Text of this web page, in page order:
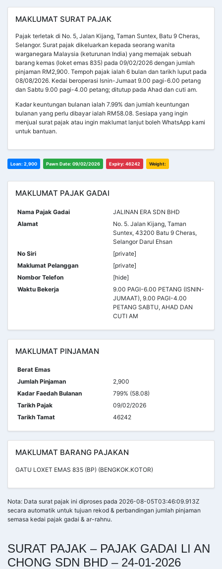
MAKLUMAT SURAT PAJAK
Pajak terletak di No. 5, Jalan Kijang, Taman Suntex, Batu 9 Cheras,
Selangor. Surat pajak dikeluarkan kepada seorang wanita
warganegara Malaysia (keturunan India) yang memajak sebuah
barang kemas (loket emas 835) pada 09/02/2026 dengan jumlah
pinjaman RM2,900. Tempoh pajak ialah 6 bulan dan tarikh luput pada
08/08/2026. Kedai beroperasi Isnin-Jumaat 9.00 pagi-6.00 petang
dan Sabtu 9.00 pagi-4.00 petang; ditutup pada Ahad dan cuti am.
Kadar keuntungan bulanan ialah 7.99% dan jumlah keuntungan
bulanan yang perlu dibayar ialah RM58.08. Sesiapa yang ingin
menjual surat pajak atau ingin maklumat lanjut boleh WhatsApp kami
untuk bantuan.
Loan: 2,900 Pawn Date: 09/02/2026 Expiry: 46242 Weight:
MAKLUMAT PAJAK GADAI
Nama Pajak Gadai
JALINAN ERA SDN BHD
Alamat
No. 5. Jalan Kijang, Taman
Suntex, 43200 Batu 9 Cheras,
Selangor Darul Ehsan
No Siri
[private]
Maklumat Pelanggan
[private]
Nombor Telefon
[hide]
Waktu Bekerja
9.00 PAGI-6.00 PETANG (ISNIN-
JUMAAT), 9.00 PAGI-4.00
PETANG SABTU, AHAD DAN
CUTI AM
MAKLUMAT PINJAMAN
Berat Emas
Jumlah Pinjaman
2,900
Kadar Faedah Bulanan
799% (58.08)
Tarikh Pajak
09/02/2026
Tarikh Tamat
46242
MAKLUMAT BARANG PAJAKAN
GATU LOXET EMAS 835 (BP) (BENGKOK.KOTOR)
Nota: Data surat pajak ini diproses pada 2026-08-05T03:46:09.913Z
secara automatik untuk tujuan rekod & perbandingan jumlah pinjaman
semasa kedai pajak gadai & ar-rahnu.
SURAT PAJAK – PAJAK GADAI LI AN
CHONG SDN BHD – 24-01-2026